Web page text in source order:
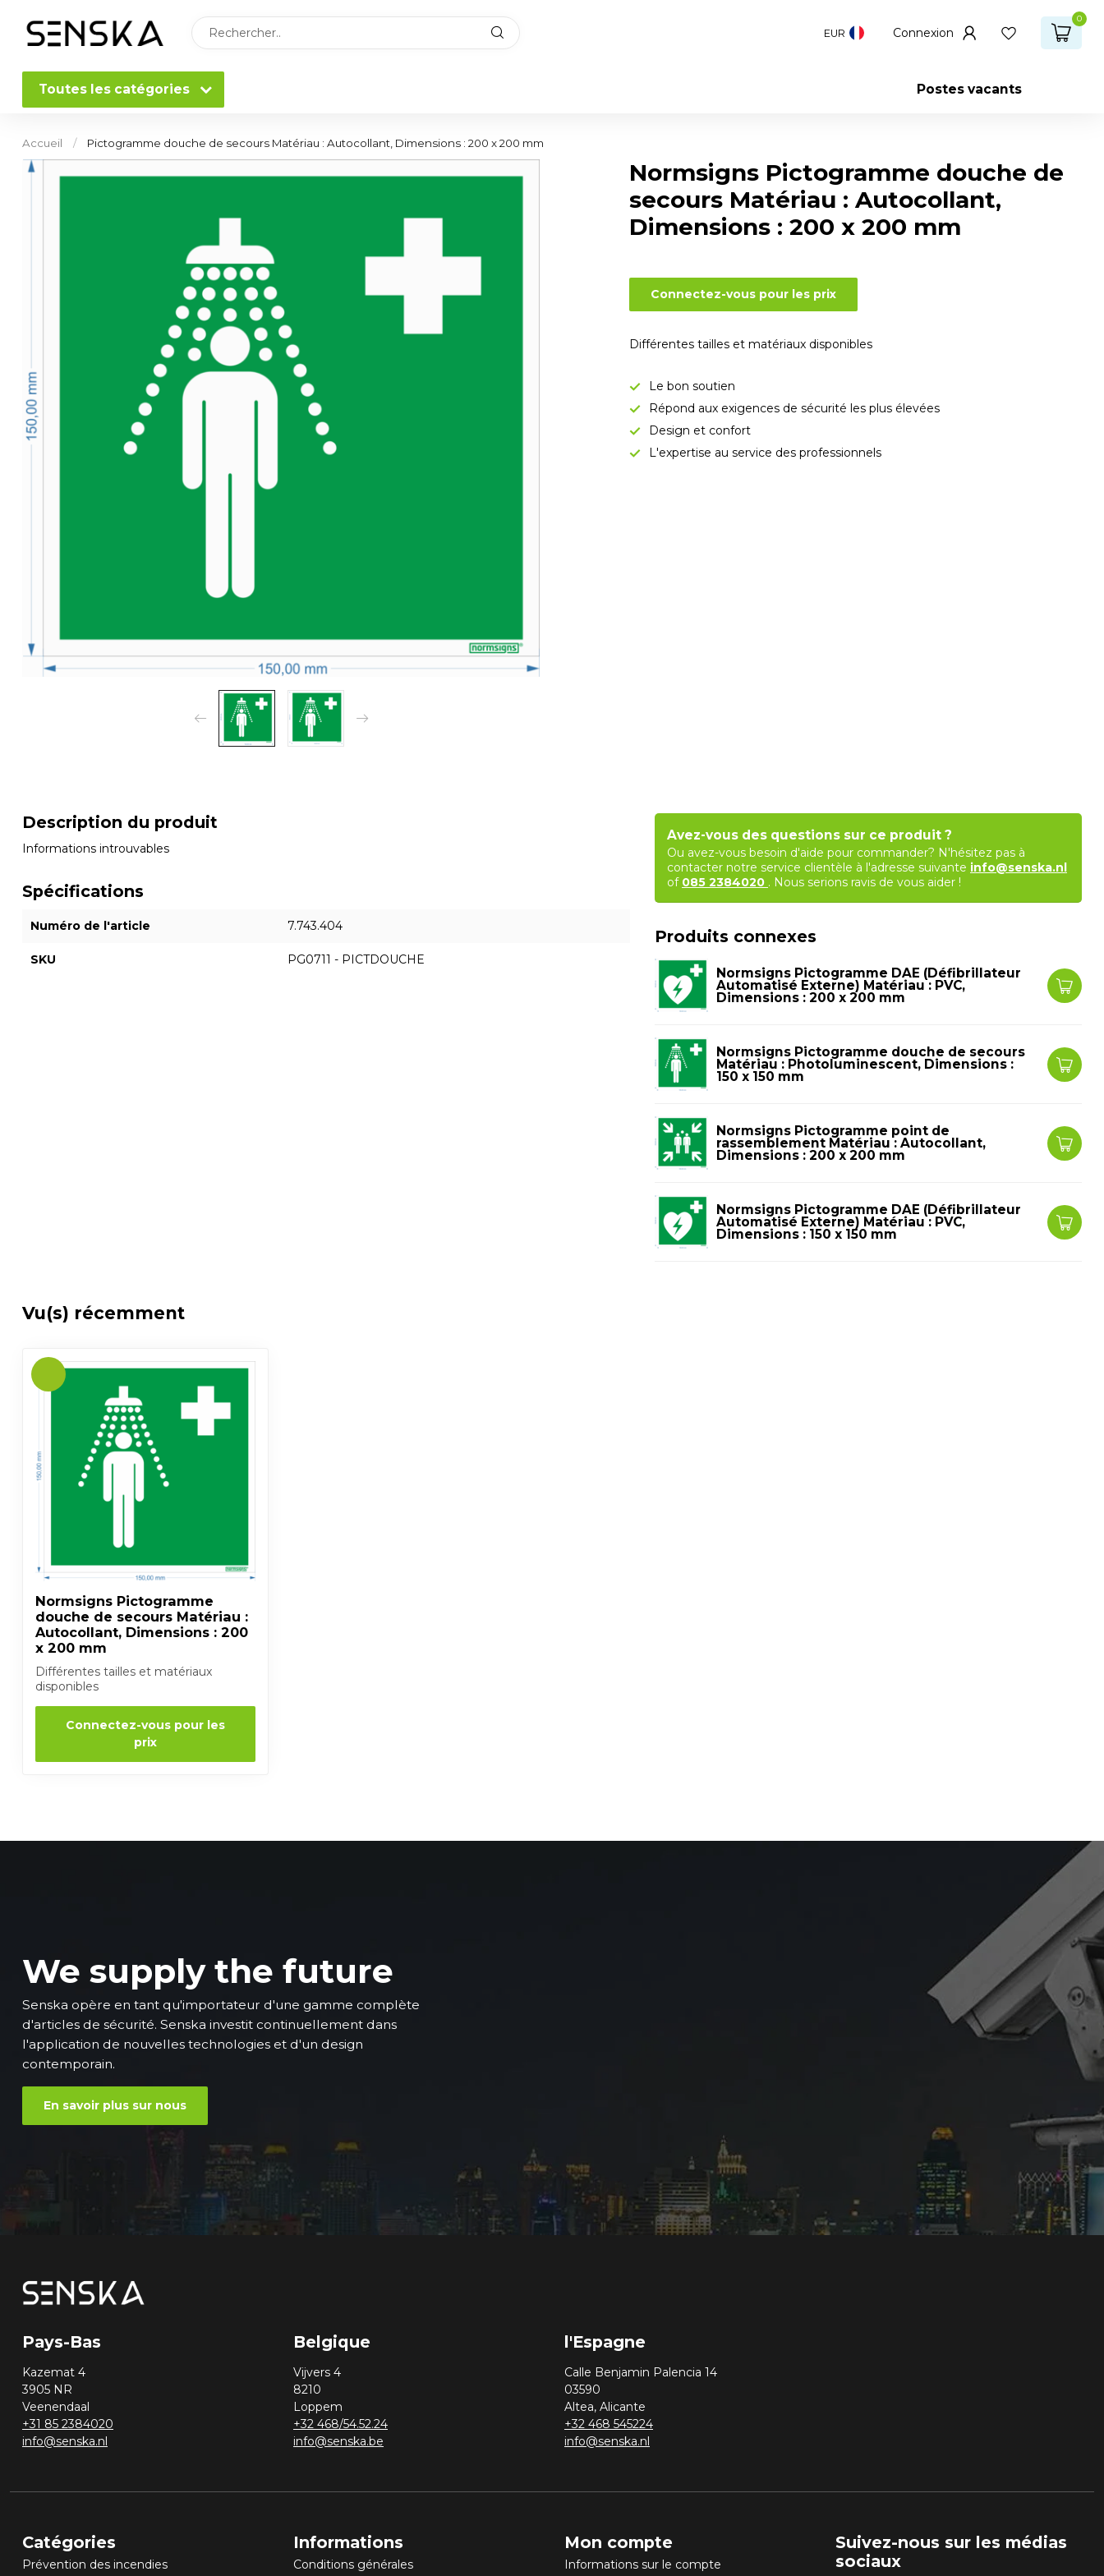
EUR Connexion
0
Toutes les catégories Postes vacants
Accueil / Pictogramme douche de secours Matériau : Autocollant, Dimensions : 200 x 200 mm
Normsigns Pictogramme douche de
secours Matériau : Autocollant,
Dimensions : 200 x 200 mm
Connectez-vous pour les prix
Différentes tailles et matériaux disponibles
Le bon soutien
Répond aux exigences de sécurité les plus élevées
Design et confort
L'expertise au service des professionnels
Description du produit
Informations introuvables
Spécifications
Numéro de l'article 7.743.404
SKU PG0711 - PICTDOUCHE
Avez-vous des questions sur ce produit ?
Ou avez-vous besoin d'aide pour commander? N'hésitez pas à
contacter notre service clientèle à l'adresse suivante info@senska.nl
of 085 2384020 . Nous serions ravis de vous aider !
Produits connexes
Normsigns Pictogramme DAE (Défibrillateur
Automatisé Externe) Matériau : PVC,
Dimensions : 200 x 200 mm
Normsigns Pictogramme douche de secours
Matériau : Photoluminescent, Dimensions :
150 x 150 mm
Normsigns Pictogramme point de
rassemblement Matériau : Autocollant,
Dimensions : 200 x 200 mm
Normsigns Pictogramme DAE (Défibrillateur
Automatisé Externe) Matériau : PVC,
Dimensions : 150 x 150 mm
Vu(s) récemment
Normsigns Pictogramme
douche de secours Matériau :
Autocollant, Dimensions : 200
x 200 mm
Différentes tailles et matériaux
disponibles
Connectez-vous pour les
prix
We supply the future
Senska opère en tant qu'importateur d'une gamme complète
d'articles de sécurité. Senska investit continuellement dans
l'application de nouvelles technologies et d'un design
contemporain.
En savoir plus sur nous
Pays-Bas
Kazemat 4
3905 NR
Veenendaal
+31 85 2384020
info@senska.nl
Belgique
Vijvers 4
8210
Loppem
+32 468/54.52.24
info@senska.be
l'Espagne
Calle Benjamin Palencia 14
03590
Altea, Alicante
+32 468 545224
info@senska.nl
Catégories
Prévention des incendies
Informations
Conditions générales
Mon compte
Informations sur le compte
Suivez-nous sur les médias
sociaux